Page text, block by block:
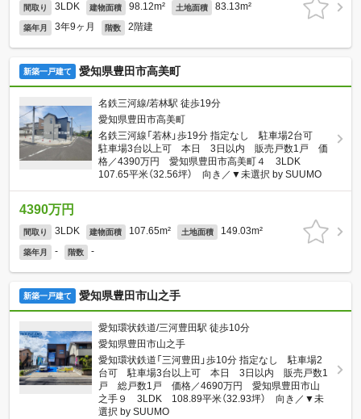
間取り 3LDK 建物面積 98.12m² 土地面積 83.13m²
築年月 3年9ヶ月 階数 2階建
新築一戸建て 愛知県豊田市高美町
名鉄三河線/若林駅 徒歩19分
愛知県豊田市高美町
名鉄三河線「若林」歩19分 指定なし 駐車場2台可
駐車場3台以上可 本日 3日以内 販売戸数1戸 価
格／4390万円 愛知県豊田市高美町４ 3LDK
107.65平米（32.56坪） 向き／▼未選択 by SUUMO
4390万円
間取り 3LDK 建物面積 107.65m² 土地面積 149.03m²
築年月 - 階数 -
新築一戸建て 愛知県豊田市山之手
愛知環状鉄道/三河豊田駅 徒歩10分
愛知県豊田市山之手
愛知環状鉄道「三河豊田」歩10分 指定なし 駐車場2
台可 駐車場3台以上可 本日 3日以内 販売戸数1
戸 総戸数1戸 価格／4690万円 愛知県豊田市山
之手９ 3LDK 108.89平米（32.93坪） 向き／▼未
選択 by SUUMO